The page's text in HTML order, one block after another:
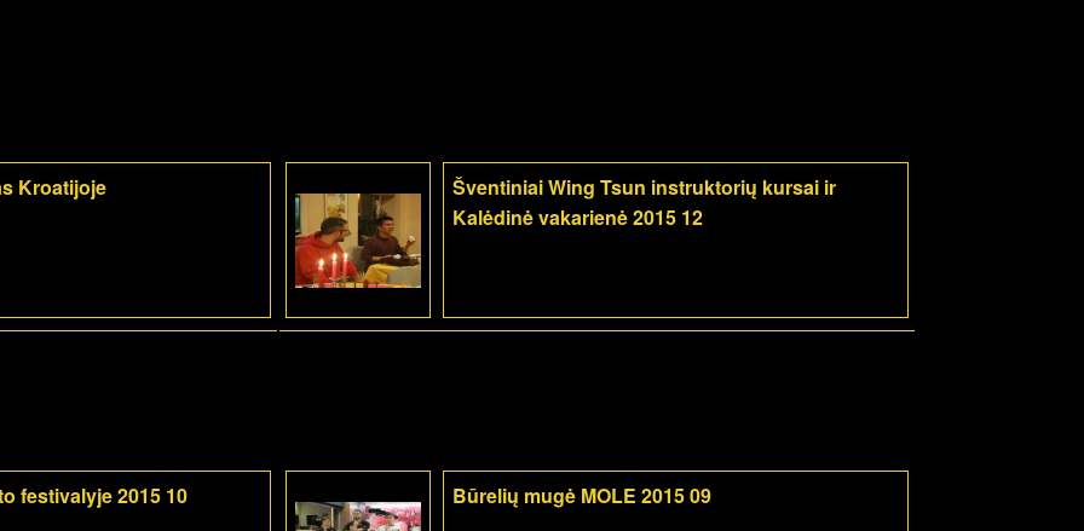
Kroatijoje
Šventiniai Wing Tsun instruktorių kursai ir
Kalėdinė vakarienė 2015 12
festivalyje 2015 10 Būrelių mugė MOLE 2015 09